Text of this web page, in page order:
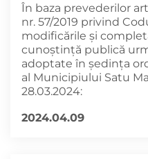
În baza prevederilor
nr. 57/2019 privind
modificările și
cunoştinţă publică
adoptate în şedinţa
al Municipiului Satu
28.03.2024:
2024.04.09